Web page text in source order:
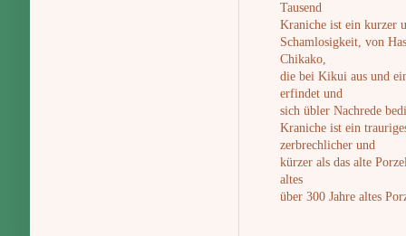
Tausend
Kraniche ist ein kurzer
Schamlosigkeit, von
Chikako,
die bei Kikui aus und
erfindet und
sich übler Nachrede
Kraniche ist ein
zerbrechlicher und
kürzer als das alte
altes
über 300 Jahre altes